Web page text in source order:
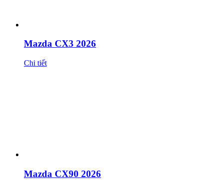
Mazda CX3 2026
Chi tiết
Mazda CX90 2026